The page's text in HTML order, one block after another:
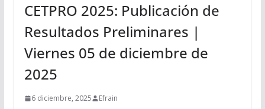
CETPRO 2025: Publicación de
Resultados Preliminares |
Viernes 05 de diciembre de
2025
6 diciembre, 2025 Efrain